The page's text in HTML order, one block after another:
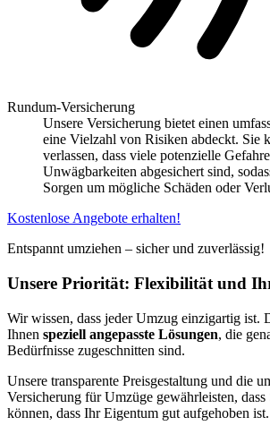
Rundum-Versicherung
Unsere Versicherung bietet einen
eine Vielzahl von Risiken abdeckt. Sie
verlassen, dass viele potenzielle
Unwägbarkeiten abgesichert sind,
Sorgen um mögliche Schäden oder
Kostenlose Angebote erhalten!
Entspannt umziehen – sicher und zuverlässig!
Unsere Priorität: Flexibilität und
Wir wissen, dass jeder Umzug einzigartig ist.
Ihnen speziell angepasste Lösungen, die
Bedürfnisse zugeschnitten sind.
Unsere transparente Preisgestaltung und die
Versicherung für Umzüge gewährleisten, dass
können, dass Ihr Eigentum gut aufgehoben ist.